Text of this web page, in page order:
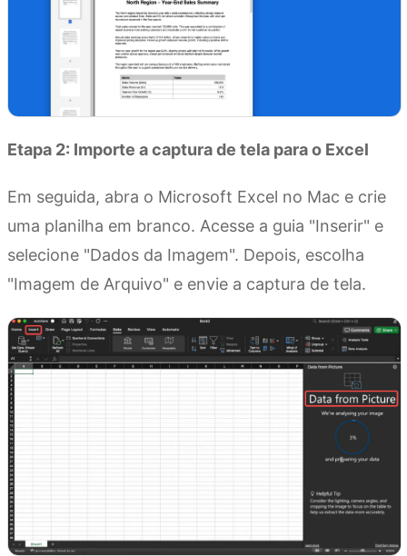
Etapa 2: Importe a captura de tela para o Excel
Em seguida, abra o Microsoft Excel no Mac e crie
uma planilha em branco. Acesse a guia "Inserir" e
selecione "Dados da Imagem". Depois, escolha
"Imagem de Arquivo" e envie a captura de tela.